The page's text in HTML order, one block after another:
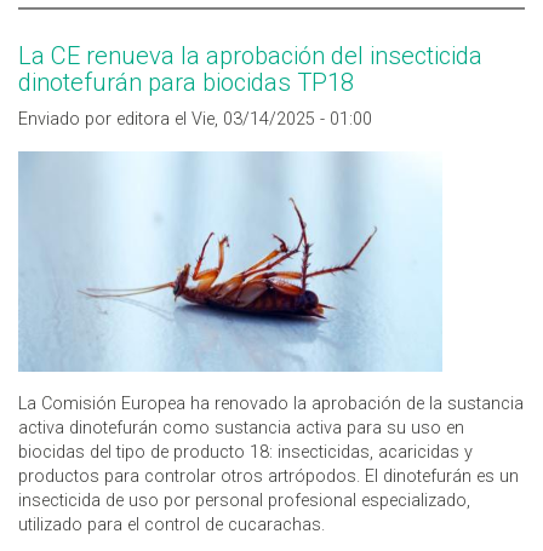
La CE renueva la aprobación del insecticida
dinotefurán para biocidas TP18
Enviado por editora el Vie, 03/14/2025 - 01:00
La Comisión Europea ha renovado la aprobación de la sustancia
activa dinotefurán como sustancia activa para su uso en
biocidas del tipo de producto 18: insecticidas, acaricidas y
productos para controlar otros artrópodos. El dinotefurán es un
insecticida de uso por personal profesional especializado,
utilizado para el control de cucarachas.